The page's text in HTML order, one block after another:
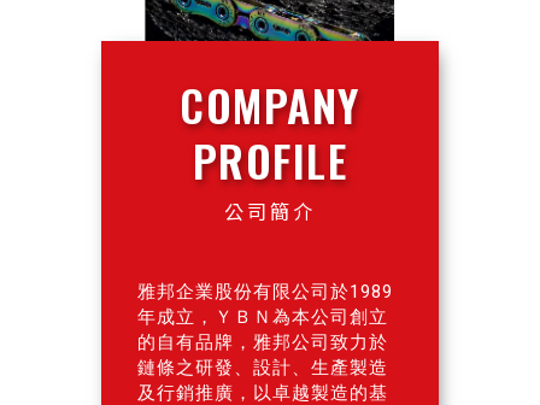
COMPANY
PROFILE
公司簡介
雅邦企業股份有限公司於1989
年成立，ＹＢＮ為本公司創立
的自有品牌，雅邦公司致力於
鏈條之研發、設計、生產製造
及行銷推廣，以卓越製造的基